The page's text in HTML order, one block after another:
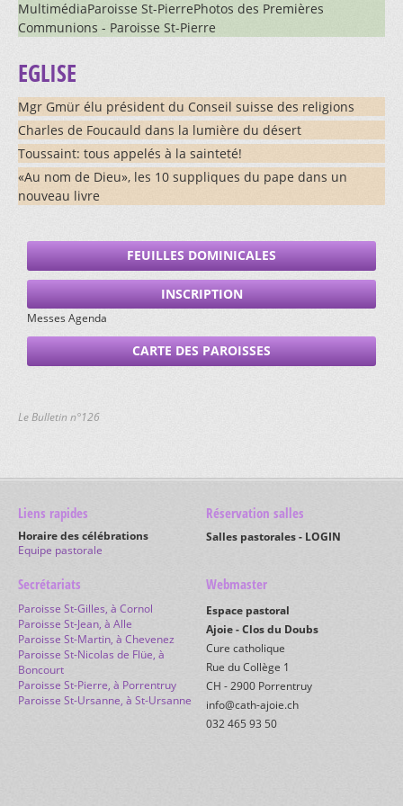
MCR - Fontenais-Villars
MCR - Marche-réflexion
Organistes
Servants et servantes de messe
DISPONIBILITÉS
Devenir servant-e
Unions Féminines
Veilleurs et veilleuses
Visiteurs et visiteuses de malades
Visiteuses Bressaucourt
Visiteurs et visiteuses de personnes isolées
Eglise de Chevenez
Eglise de Coeuve
Eglise de Courchavon
Eglise de Courgenay
Eglise de Courtedoux
Eglise de Courtemaîche
Eglise de Damphreux
Eglise de Damvant
Eglise d'Epauvillers
Eglise de Fahy
Eglise de Miécourt
Eglise de Montignez
Eglise d'Ocourt - La Motte
Eglise St-Germain - Porrentruy
Eglise St-Pierre - Porrentruy
Eglise de Réclère
Eglise de Rocourt
Intérieur de la Collégiale
Eglise de Vendlincourt
Chapelle de Courtemautruy
Chapelle de Fregiécourt
Chapelle de La Caquerelle
Chapelle de la Vacherie-Dessus - Roche d'Or
Chapelle de l'Hôpital - Porrentruy
Chapelle de Lorette - Porrentruy
Restauration de Lorette - 2015
Chapelle de Lorette - Saint-Ursanne
Chapelle du Maira
Chapelle de Miserez
Chapelle de Monterri
Chapelle de Mormont
Liens
MultimédiaParoisse St-PierrePhotos des Premières
Communions - Paroisse St-Pierre
EGLISE
Mgr Gmür élu président du Conseil suisse des religions
Charles de Foucauld dans la lumière du désert
Toussaint: tous appelés à la sainteté!
«Au nom de Dieu», les 10 suppliques du pape dans un
nouveau livre
FEUILLES DOMINICALES
INSCRIPTION
Messes Agenda
CARTE DES PAROISSES
Le Bulletin n°126
Liens rapides
Horaire des célébrations
Equipe pastorale
Réservation salles
Salles pastorales - LOGIN
Secrétariats
Paroisse St-Gilles, à Cornol
Paroisse St-Jean, à Alle
Paroisse St-Martin, à Chevenez
Paroisse St-Nicolas de Flüe, à
Boncourt
Paroisse St-Pierre, à Porrentruy
Paroisse St-Ursanne, à St-Ursanne
Webmaster
Espace pastoral
Ajoie - Clos du Doubs
Cure catholique
Rue du Collège 1
CH - 2900 Porrentruy
info@cath-ajoie.ch
032 465 93 50